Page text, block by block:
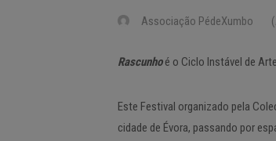
Associação PédeXumbo
Rascunhoé o Ciclo Instável de
Este Festival organizado pela
cidade de Évora, passando por